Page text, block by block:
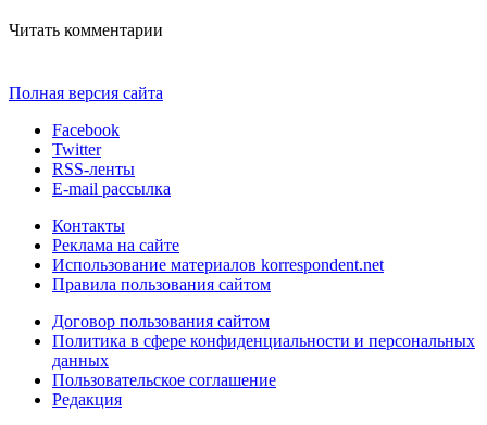
Читать комментарии
Полная версия сайта
Facebook
Twitter
RSS-ленты
E-mail рассылка
Контакты
Реклама на сайте
Использование материалов korrespondent.net
Правила пользования сайтом
Договор пользования сайтом
Политика в сфере конфиденциальности и персональных
данных
Пользовательское соглашение
Редакция